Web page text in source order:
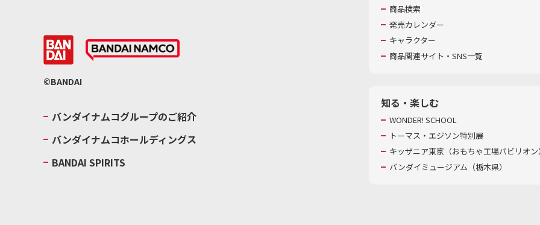
©BANDAI
バンダイナムコグループのご紹介
バンダイナムコホールディングス
BANDAI SPIRITS
商品検索
発売カレンダー
キャラクター
商品関連サイト・SNS一覧
知る・楽しむ
WONDER! SCHOOL
トーマス・エジソン特別展
キッザニア東京（おもちゃ工場パビリオ
バンダイミュージアム（栃木県）